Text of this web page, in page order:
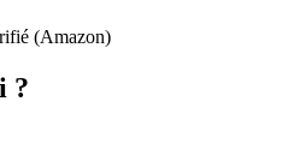
(Amazon)
?